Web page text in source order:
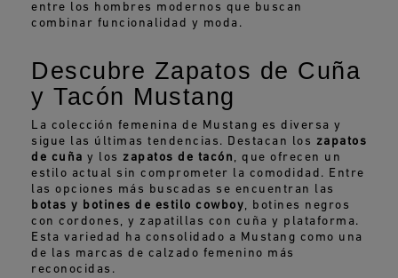
entre los hombres modernos que buscan
combinar funcionalidad y moda.
Descubre Zapatos de Cuña
y Tacón Mustang
La colección femenina de Mustang es diversa y
sigue las últimas tendencias. Destacan los zapatos
de cuña y los zapatos de tacón , que ofrecen un
estilo actual sin comprometer la comodidad. Entre
las opciones más buscadas se encuentran las
botas y botines de estilo cowboy, botines negros
con cordones, y zapatillas con cuña y plataforma.
Esta variedad ha consolidado a Mustang como una
de las marcas de calzado femenino más
reconocidas.